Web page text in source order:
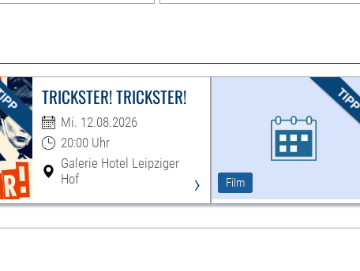
TRICKSTER! TRICKSTER!
Mi. 12.08.2026
20:00 Uhr
Galerie Hotel Leipziger
Hof
› Film